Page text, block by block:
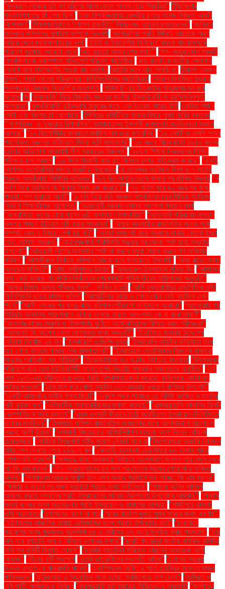
''সুন্দরবনে নৌকায় দুই মণ হরিণের মাংস ফেলে পালাল চোর শিকারিরা'' 'টিউলিপের
পদত্যাগপত্রে কী লেখা ছিল'' 'ঢাকা বিশ্ববিদ্যালয় কেন্দ্রীয় ছাত্র সংসদ নির্বাচন: একটি
বিশ্লেষণ'' 'শিক্ষাপ্রতিষ্ঠানে ‘গোপন রাজনীতি’ নিষিদ্ধের আহ্বান ছাত্রদলের'' 'সংবিধান
সংস্কার কমিশনের সুপারিশ সম্পর্কে বিএনপি ‘অস্ট্রেলিয়া প্রতি মিনিটে ভারতকে স্মরণ
করিয়ে দেবে ধবলধোলাইয়ের কথা’ ‘ইইউ ও ইউরোপীয় বিনিয়োগ ব্যাংক বাংলাদেশকে
পরিবেশ সুরক্ষায় সহায়তা দেবে’ ‘এটা হয়তো আমার শেষ ম্যাচ’" ‘গণ–অভ্যুত্থান পরবর্তী
বিশ্ববিদ্যালয় ক্যাম্পাসে শান্তিপূর্ণ পরিবেশ প্রতিষ্ঠিত’ ‘জয় বাংলা’কে জাতীয় স্লোগান
ঘোষণা করে হাইকোর্টের দেওয়া রায় স্থগিত ‘জাতীয় দলে আর খেলছি না’ ‘ট্রাম্প একজন
উন্মাদ’: গাজা দখলের পরিকল্পনায় ফিলিস্তিনিদের প্রতিক্রিয়া ‘নির্বাচন বিলম্বিত হওয়ার
সংস্কারের বিরুদ্ধে বিএনপি’র অবস্থান’ ‘পাঠান টু’ এর চিত্রনাট্য শাহরুখের মন জয়
করেছে ‘মা ‘মুনাফেকি’ নিয়ে রিজভীর মন্তব্য জাতীয় ঐক্যবিরোধী ও দুরভিসন্ধিপূর্ণ:
জামায়াত" ‘যুদ্ধবিরোধী’ রবীন্দ্রনাথ ঠাকুরের কাছে এক ইংরেজ মায়ের চিঠি ‘রোহিত শর্মা -
মোটা এবং গড়পড়তা খেলোয়াড়’ ‘শিবিরের কমিটি’তে থাকার বিষয়ে পূজা চেরির বক্তব্য
"‘গণপরিষদ’ ও ‘সেকেন্ড রিপাবলিক’: জামায়াতসহ ইসলামী দলগুলোর মতভিন্নতা সামনে
আসছে" "১০ কিলোমিটার ব্যবধানে সবজির দাম ৩-৪ গুণ বৃদ্ধি" "১০ কোটি ও এমপি পদের
প্রলোভন: নুরুলের অভিযোগ মিথ্যা দাবি সামান্তার" "১৫ বছরে বিচার ছাড়া ১৯২৬ জনের
হত্যার অভিযোগ আওয়ামী লীগ সরকারের বিরুদ্ধে" "১৮তম শিক্ষক নিবন্ধনের লিখিত
পরীক্ষার ফল প্রকাশ "১৯ দিনে প্রবাসী আয় দুই বিলিয়ন ডলার অতিক্রম করেছে" "২৭টি
ব্যাগসহ অস্ট্রেলিয়া সফরে ভারতীয় ক্রিকেটার "৪ নভেম্বর সংবিধান দিবস ও ৭ মার্চের
গুরুত্ব অস্বীকার: সিপিবির অভিমত" "৬৭ দিন সাগরে ভেসে থাকার পর জীবিত উদ্ধার "৭
বদলি নিয়ে ব্রাজিল কি ফিফার নিয়ম ভঙ্গ করেছে?" "৭০ মাইল দূরে ৪০ বছর পর খুঁজে
পাওয়া গেল হারানো আংটি" "৮ দবি নিয়ে কবি নজরুল বিশ্ববিদ্যালয়ের মিডিয়া স্টাডিজ
বিভাগে শিক্ষার্থীদের আন্দোলন" "অন্তর্বর্তী সরকার যথাযথ পদক্ষেপ গ্রহণে ব্যর্থ
"অপরাজিতা ফুলের চায়ে পাবেন ৬টি অসাধারণ উপকারিতা" "অভিবাসী পরিবারের সন্তান
কমলার সামনে ইতিহাস সৃষ্টি করার সম্ভাবনা" "অমুক ব্যবসায়ীর রাজনৈতিক দলের সঙ্গে
সম্পর্ক: কেন এ বিষয়ে লেখা হয় না?" "অযথা সময় নষ্ট করে সরকারে থাকার কোনো ইচ্ছা
নেই: আসিফ নজরুল" "আইনশৃঙ্খলা পরিস্থিতি সন্ধ্যার পর থেকে স্পষ্ট হবে: স্বরাষ্ট্র
উপদেষ্টা" "আওয়ামী লীগের অবস্থান স্পষ্ট না করলে যমুনা ঘেরাও করবে গণ অধিকার
পরিষদ" "আগামীকাল নির্বাচন কমিশনে বৈঠকে যাবে জামায়াতে ইসলামী" "আজ রাতে ঢাকায়
আসছেন সাকিব?" "আজ লক্ষ্মীপূজার উৎসব" "আজহারুল ইসলামকে মুক্তি দিন "আমাদের
কথা কেউ ভাবছে না: মার্কিন নির্বাচনের প্রেক্ষাপটে পশ্চিম তীরের বাসিন্দাদের অনুভূতি"
"আমার হিজাব আমার শক্তির উৎস" : মার্কিন ছাত্রী "আমি যুক্তরাষ্ট্রের রাজনৈতিক বন্দী:
ফিলিস্তিনি ছাত্র মাহমুদ খলিল" "আর্জেন্টিনার কাছে ৬ গোল খেয়ে সেই ব্রাজিল এখন
শীর্ষে" "আলী-চমকের পর হৃদয়-ঝড়ে বরিশাল পৌঁছালো ফাইনালে আবারো" "আলেপ্পোর পর
সিরিয়ার অন্যান্য শহর দখলে এগিয়ে চলেছে হায়াত আল-শাম: কে বা কারা তারা?"
"আসলাঙ্কারের সেঞ্চুরি ও তিকশানার ঘূর্ণিতে অস্ট্রেলিয়াকে বিস্মিত করল শ্রীলঙ্কা"
"আসলেই কি আপেল খেলে রোগমুক্ত থাকা সম্ভব?" "ইতালিতে যাওয়ার উদ্দেশ্যে
লিবিয়ায় নিখোঁজ ২৪ জন "ইসরায়েলি ৩ জিম্মি মুক্ত "ইসরায়েলি বাহিনীর অভিযানে বন্ধ
হয়ে গেছে উত্তর গাজার শেষ হাসপাতালটি" "ইসরায়েলে নেতানিয়াহুর বিরুদ্ধে হাজারো
মানুষের প্রতিবাদ: দ্য গার্ডিয়ান" "উড়োজাহাজে ৪০ ঘণ্টার নির্যাতন: হাতকড়া "উৎসবমুখর
পরিবেশে নটর ডেম ইউনিভার্সিটি বাংলাদেশের দ্বিতীয় সমাবর্তন সফলভাবে অনুষ্ঠিত" "এই
দেশ ১৯৭১-এর শহীদদের রক্তের প্রতি বিশ্বাসঘাতকতা করেছে: কুমিল্লায় জোনায়েদ
সাকির মন্তব্য" "এক মাস ধরে খোলা সয়াবিন তেল ব্যবহার করছেন বাণিজ্য উপদেষ্টা"
"একটি আমলকীর অসীম উপকারিতা!" "একুশে পদক পাচ্ছেন ১৪ বিশিষ্ট ব্যক্তি ও জাতীয়
নারী ফুটবল দল" "এশিয়াটিক ল্যাবরেটরিজের মুনাফা কমেছে" "এসঅ্যান্ডপি আদানির তিনটি
কোম্পানির ঋণমান কমালো" "এহুদ ওলমার্ট কীভাবে তৈরি করেছিলেন ইসরায়েল-ফিলিস্তিন
রাষ্ট্রের মানচিত্র" "ঐকমত্য কমিশন রাজনৈতিক দলগুলোর সাথে আলাদাভাবে আলোচনা
করবে: আলী রীয়াজ" "ওসমানী বিমানবন্দরে অগ্নিনির্বাপণ মহড়ায় অংশ নিলেন বেবিচক
চেয়ারম্যান" "কাউকে বিশৃঙ্খলা সৃষ্টির সুযোগ দেওয়া যাবে না "কিশোরগঞ্জে ভাঙারি দোকানে
মর্টার শেল দেখতে পেয়ে ৯৯৯-এ কল "কেনেডি হত্যাকাণ্ডের বিষয়ে ৮০ হাজার পৃষ্ঠার
গোপন নথি প্রকাশ" "ক্ষমতায় থাকা অবস্থায় নির্বাচনে অংশগ্রহণ জনগণ আর মেনে নেবে
না: জি এম কাদের" "গণ–অভ্যুত্থানের ছয় মাস পর ছেলের মরদেহ পেয়ে মা'র অবিরত
কান্না" "গণমাধ্যম সরকার অখুশি হবে এমন সংবাদ প্রকাশে ভয় পাচ্ছে: জি এম কাদের"
"গাজায় ২ মার্চের পর খাদ্য সহায়তা প্রবাহ বন্ধ: জাতিসংঘ" "গাজায় অবৈধ আদেশ
অমান্য করতে সেনাদের প্রতি ইসরায়েলের সাবেক নিরাপত্তা উপদেষ্টার আহ্বান"' "গাজার
সংঘর্ষ বন্ধের জন্য আলোচনার প্রতি ইসরায়েল ও হামাসের আগ্রহ" "গাজীপুরে হামলা:
ওসি প্রত্যাহার "গোসলের আগে না পরে "ঘরের বাতাসে দূষণ: সুস্থ থাকার জন্য করণীয়".
"চট্টগ্রামের আঞ্চলিক ভাষায় রোহিঙ্গাদের জন্য প্রধান উপদেষ্টার বার্তা" "চাকরিতে
প্রবেশের জন্য পুরুষদের বয়সসীমা ৩৫ ও নারীদের ৩৭ বছরে উন্নীত করার প্রস্তাব" "চার
মাস ধরে রপ্তানি আয় ৪ বিলিয়ন ডলারের উপরে" "চারটি পদ ছাড়া জাতীয় নাগরিক কমিটির
বাকি সব কমিটি বিলুপ্ত ঘোষণা" "চারবার বসতভিটা সরিয়েও ভাঙনের আতঙ্কে আলী
আহমদ" "চীনের ৫টি পদক্ষেপ "চুয়েট ছাত্রলীগের সভাপতি আটক" "চোখের স্বাস্থ্য
উন্নত রাখতে যে খাবারগুলি খাবেন" "চ্যাম্পিয়নস ট্রফি: ২ শর্তে হাইব্রিড মডেলে সম্মত
পাকিস্তান" "ছুরিকাঘাত ও বৈদ্যুতিক শকে হত্যা: সবজিখেতে লাশ ফেলা" "জমিয়ত ও
এবি পার্টি: সংস্কার ও নির্বাচন "জয়পুরহাটে হাট ইজারায় সিন্ডিকেটের কারসাজি "জাপানের